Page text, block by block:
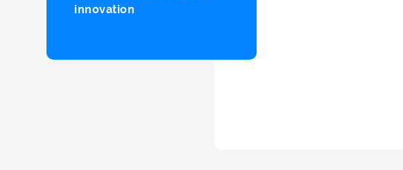
innovation